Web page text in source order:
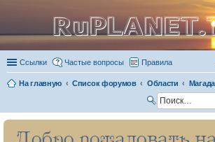
Ссылки Частые вопросы Правила
На главную Список форумов Области
ск